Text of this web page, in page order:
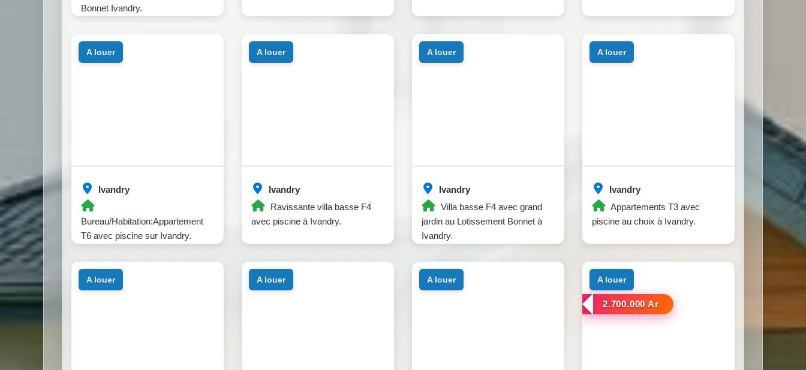
Bonnet Ivandry.
Ivandry
Bureau/Habitation:Appartement
T6 avec piscine sur Ivandry.
a louer
Ivandry
Ravissante villa basse F4
avec piscine à Ivandry.
a louer
Ivandry
Villa basse F4 avec grand
jardin au Lotissement Bonnet à
Ivandry.
a louer
Ivandry
Appartements T3 avec
piscine au choix à Ivandry.
a louer
a louer a louer a louer a louer
2.700.000 Ar